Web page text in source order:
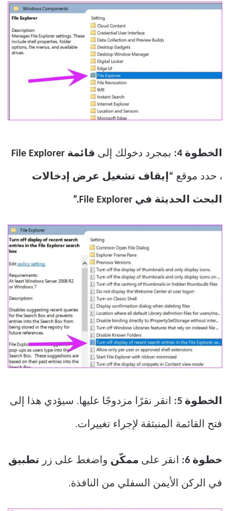
الخطوة 4: بمجرد دخولك إلى قائمة File Explorer
، حدد موقع “إيقاف تشغيل عرض إدخالات
البحث الحديثة في File Explorer.”
الخطوة 5: انقر نقرًا مزدوجًا عليها. سيؤدي هذا إلى
فتح القائمة المنبثقة لإجراء تغييرات.
خطوة 6: انقر على ممكّن واضغط على زر تطبيق
في الركن الأيمن السفلي من النافذة.